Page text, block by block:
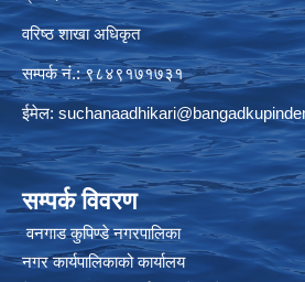
वरिष्ठ शाखा अधिकृत
सम्पर्क नं.: ९८४९१७१७३१
ईमेल:
सम्पर्क विवरण
वनगाड कुपिण्डे नगरपालिका
नगर कार्यपालिकाको कार्यालय